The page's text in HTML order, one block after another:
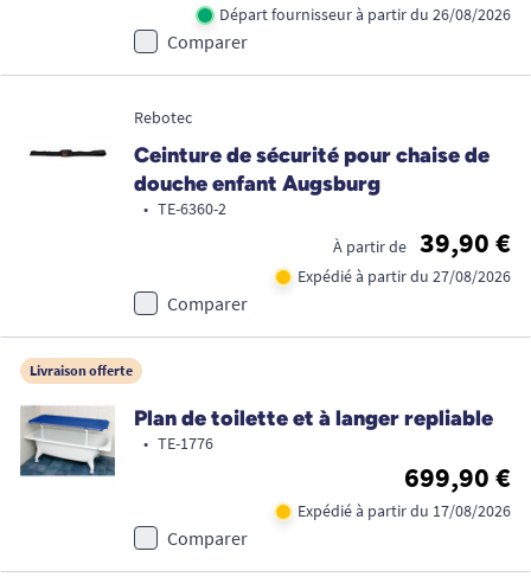
Départ fournisseur à partir du 26/08/2026
Comparer
Rebotec
Ceinture de sécurité pour chaise de
douche enfant Augsburg
• TE-6360-2
À partir de
39,90 €
Expédié à partir du 27/08/2026
Comparer
Livraison offerte
Plan de toilette et à langer repliable
• TE-1776
699,90 €
Expédié à partir du 17/08/2026
Comparer